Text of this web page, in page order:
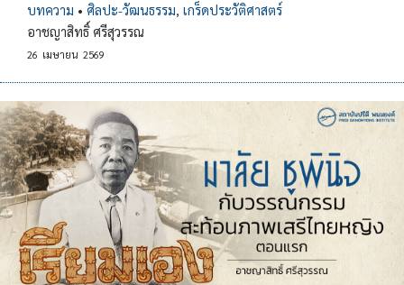
บทความ • ศิลปะ-วัฒนธรรม, เกร็ดประวัติศาสตร์
อาชญาสิทธิ์ ศรีสุวรรณ
26 เมษายน 2569